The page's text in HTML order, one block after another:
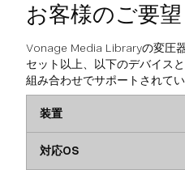
お客様のご要望
Vonage Media Libraryの変圧
セット以上、以下のデバイス
組み合わせでサポートされてい
装置
対応OS